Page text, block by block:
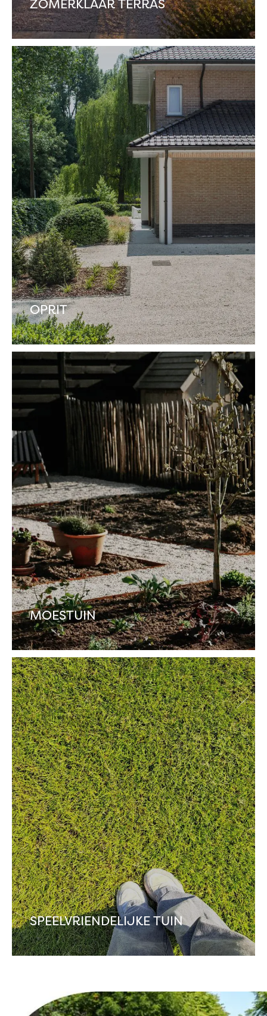
ZOMERKLAAR TERRAS
OPRIT
MOESTUIN
SPEELVRIENDELIJKE TUIN